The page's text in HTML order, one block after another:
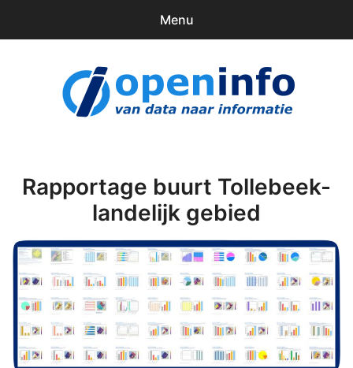
Menu
Downloads
Rapportage buurt Tollebeek-
landelijk gebied